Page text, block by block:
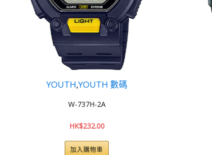
DATA BANK,YOUTH
DB-36-9A
HK$
加入購物車